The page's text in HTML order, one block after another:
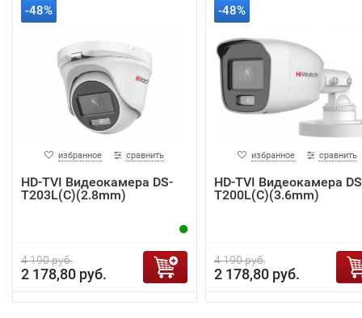
-48%
избранное сравнить
HD-TVI Видеокамера DS-
T203L(C)(2.8mm)
4 190 руб.
2 178,80 руб.
-48%
избранное сравнить
HD-TVI Видеокамера
T200L(C)(3.6mm)
4 190 руб.
2 178,80 руб.